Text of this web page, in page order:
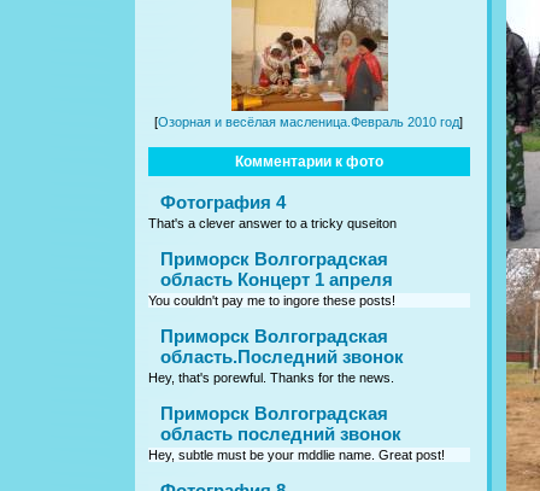
[Озорная и весёлая масленица.Февраль 2010 год]
Комментарии к фото
Фотография 4
That's a clever answer to a tricky quseiton
Приморск Волгоградская
область Концерт 1 апреля
You couldn't pay me to ingore these posts!
Приморск Волгоградская
область.Последний звонок
Hey, that's porewful. Thanks for the news.
Приморск Волгоградская
область последний звонок
Hey, subtle must be your mddlie name. Great post!